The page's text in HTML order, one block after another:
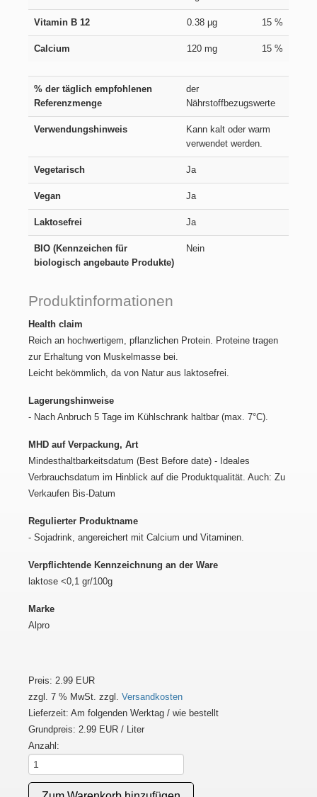
Vitamin B 12 0.38 µg 15 %
Calcium 120 mg 15 %
% der täglich empfohlenen
Referenzmenge
der
Nährstoffbezugswerte
Verwendungshinweis
Kann kalt oder warm
verwendet werden.
Vegetarisch Ja
Vegan Ja
Laktosefrei Ja
BIO (Kennzeichen für
biologisch angebaute Produkte)
Nein
Produktinformationen
Health claim
Reich an hochwertigem, pflanzlichen Protein. Proteine tragen
zur Erhaltung von Muskelmasse bei.
Leicht bekömmlich, da von Natur aus laktosefrei.
Lagerungshinweise
- Nach Anbruch 5 Tage im Kühlschrank haltbar (max. 7°C).
MHD auf Verpackung, Art
Mindesthaltbarkeitsdatum (Best Before date) - Ideales
Verbrauchsdatum im Hinblick auf die Produktqualität. Auch: Zu
Verkaufen Bis-Datum
Regulierter Produktname
- Sojadrink, angereichert mit Calcium und Vitaminen.
Verpflichtende Kennzeichnung an der Ware
laktose <0,1 gr/100g
Marke
Alpro
Preis: 2.99 EUR
zzgl. 7 % MwSt. zzgl. Versandkosten
Lieferzeit: Am folgenden Werktag / wie bestellt
Grundpreis: 2.99 EUR / Liter
Anzahl: